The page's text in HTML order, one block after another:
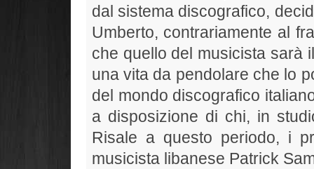
dal sistema discografico,
Umberto, contrariamente al
che quello del musicista sarà
una vita da pendolare che lo
del mondo discografico
a disposizione di chi, in
Risale a questo periodo, i
musicista libanese Patrick